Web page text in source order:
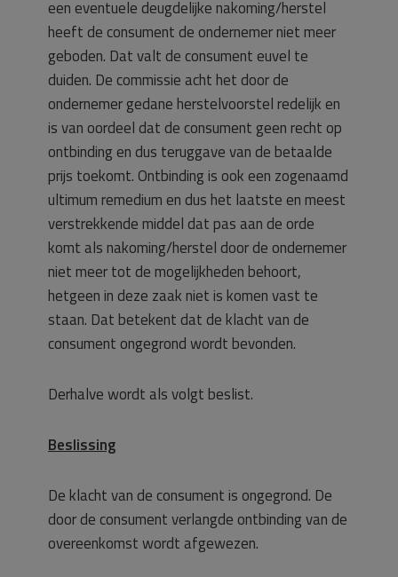
een eventuele deugdelijke nakoming/herstel
heeft de consument de ondernemer niet meer
geboden. Dat valt de consument euvel te
duiden. De commissie acht het door de
ondernemer gedane herstelvoorstel redelijk en
is van oordeel dat de consument geen recht op
ontbinding en dus teruggave van de betaalde
prijs toekomt. Ontbinding is ook een zogenaamd
ultimum remedium en dus het laatste en meest
verstrekkende middel dat pas aan de orde
komt als nakoming/herstel door de ondernemer
niet meer tot de mogelijkheden behoort,
hetgeen in deze zaak niet is komen vast te
staan. Dat betekent dat de klacht van de
consument ongegrond wordt bevonden.
Derhalve wordt als volgt beslist.
Beslissing
De klacht van de consument is ongegrond. De
door de consument verlangde ontbinding van de
overeenkomst wordt afgewezen.